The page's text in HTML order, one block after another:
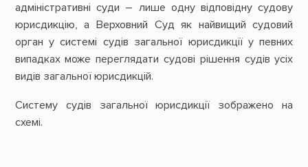
адміністративні суди – лише одну відповідну судову
юрисдикцію, а Верховний Суд як найвищий судовий
орган у системі судів загальної юрисдикції у певних
випадках може переглядати судові рішення судів усіх
видів загальної юрисдикцій.
Систему судів загальної юрисдикції зображено на
схемі.